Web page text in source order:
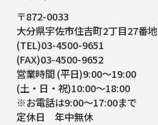
〒872-0033
大分県宇佐市住吉町2丁目27番地
(TEL)03-4500-9651
(FAX)03-4500-9652
営業時間 (平日)9:00～19:00
(土・日・祝)10:00～18:00
※お電話は9:00～17:00まで
定休日 年中無休